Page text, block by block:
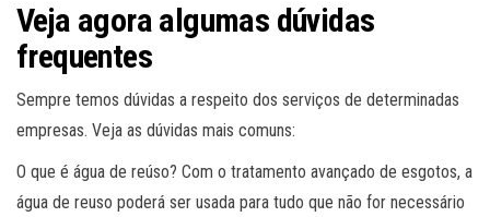
Veja agora algumas dúvidas
frequentes
Sempre temos dúvidas a respeito dos serviços de determinadas
empresas. Veja as dúvidas mais comuns:
O que é água de reúso? Com o tratamento avançado de esgotos, a
água de reuso poderá ser usada para tudo que não for necessário